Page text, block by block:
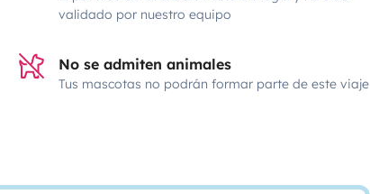
validado por nuestro equipo
No se admiten animales
Tus mascotas no podrán formar parte de este viaje